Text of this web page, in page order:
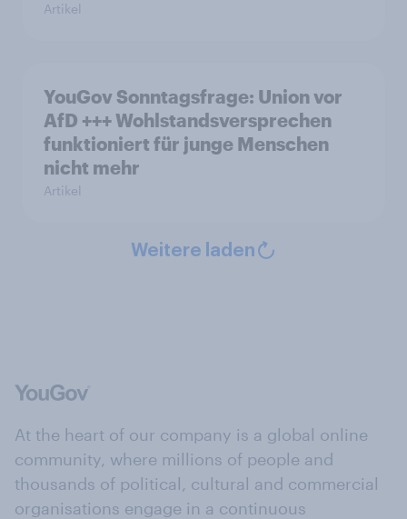
Artikel
YouGov Sonntagsfrage: Union vor
AfD +++ Wohlstandsversprechen
funktioniert für junge Menschen
nicht mehr
Artikel
Weitere laden
At the heart of our company is a global online
community, where millions of people and
thousands of political, cultural and commercial
organisations engage in a continuous